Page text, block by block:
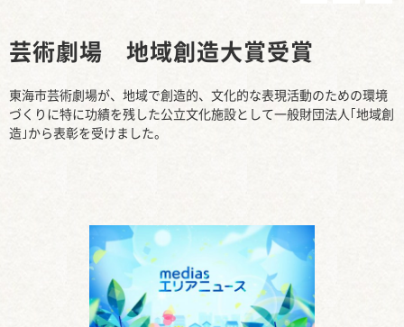
芸術劇場 地域創造大賞受賞
東海市芸術劇場が、地域で創造的、文化的な表現活動のための環境
づくりに特に功績を残した公立文化施設として一般財団法人｢地域創
造｣から表彰を受けました。